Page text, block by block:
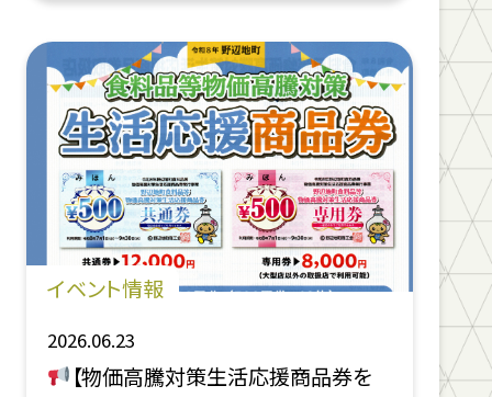
イベント情報
2026.06.23
【物価高騰対策生活応援商品券を